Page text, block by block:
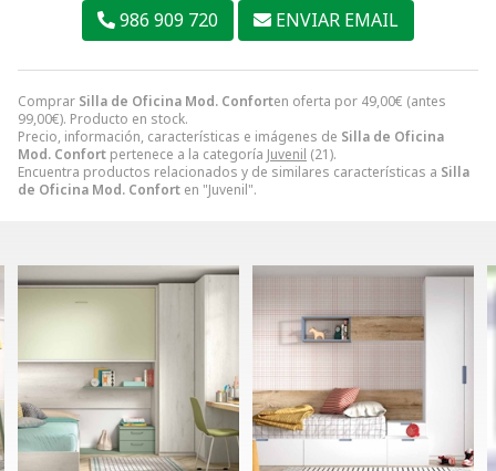
Comprar Silla de Oficina Mod. Conforten oferta por 49,00€ (antes
99,00€). Producto en stock.
Precio, información, características e imágenes de Silla de Oficina
Mod. Confort pertenece a la categoría Juvenil (21).
Encuentra productos relacionados y de similares características a Silla
de Oficina Mod. Confort en "Juvenil".
986 909 720 ENVIAR EMAIL